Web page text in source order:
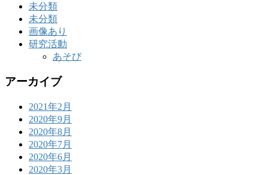
未分類
未分類
画像あり
研究活動
あそび
アーカイブ
2021年2月
2020年9月
2020年8月
2020年7月
2020年6月
2020年3月